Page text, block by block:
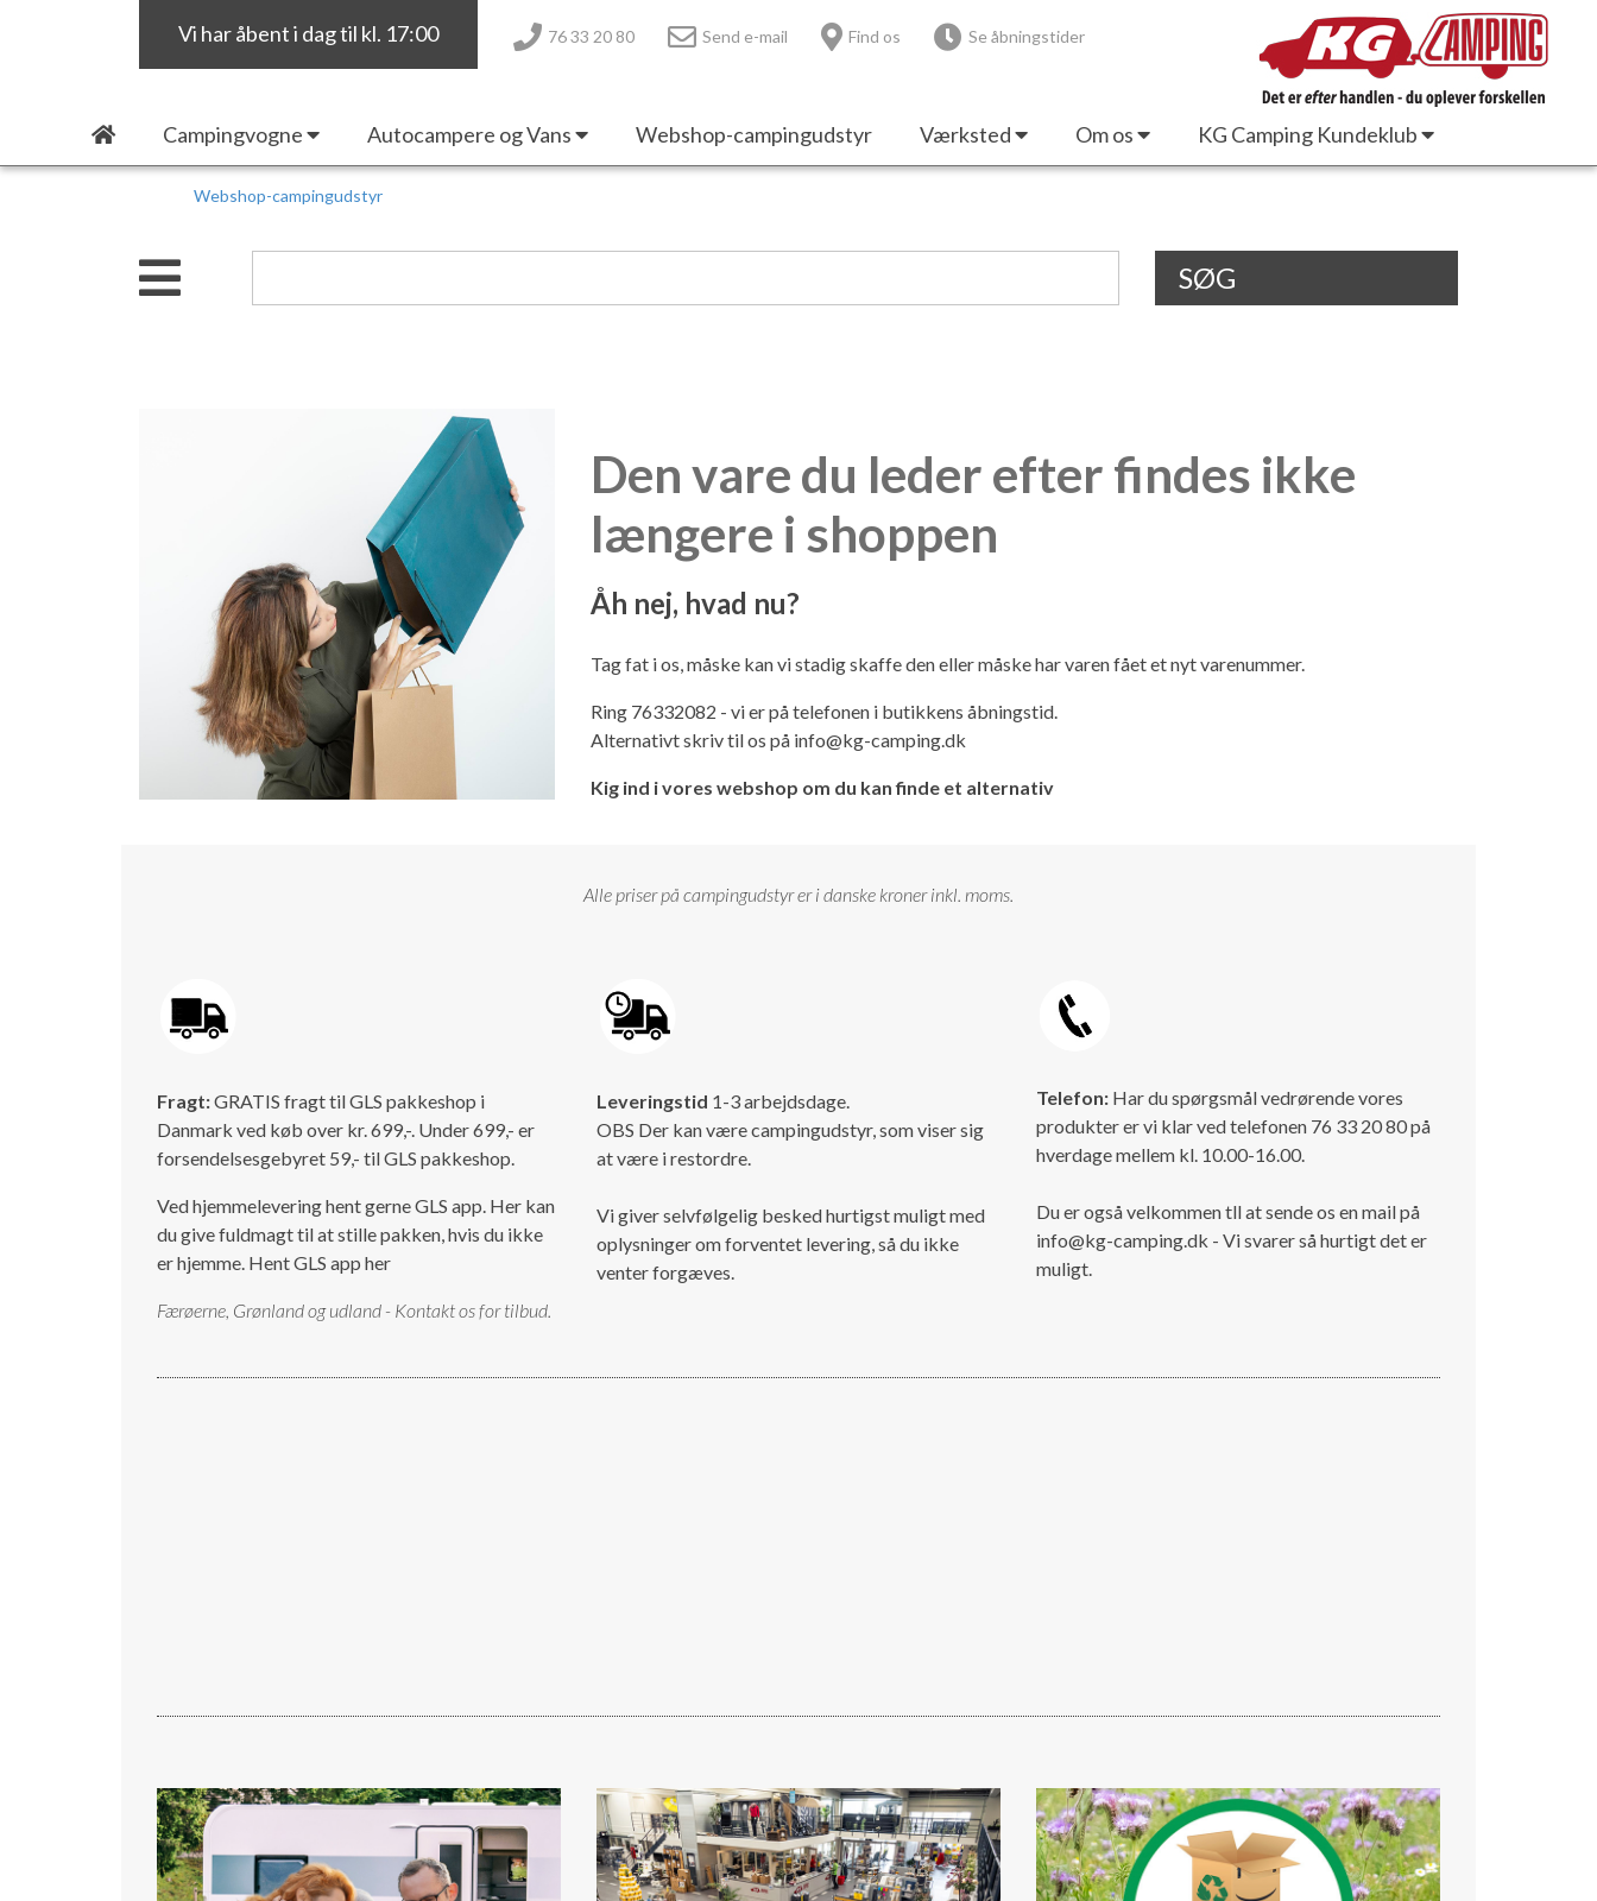
Vi har åbent i dag til kl. 17:00 76 33 20 80 Send e-mail Find os Se åbningstider
Campingvogne Autocampere og Vans Webshop-campingudstyr Værksted Om os KG Camping Kundeklub
Webshop-campingudstyr
SØG
Den vare du leder efter findes ikke
længere i shoppen
Åh nej, hvad nu?
Tag fat i os, måske kan vi stadig skaffe den eller måske har varen fået et nyt varenummer.
Ring 76332082 - vi er på telefonen i butikkens åbningstid.
Alternativt skriv til os på info@kg-camping.dk
Kig ind i vores webshop om du kan finde et alternativ
Alle priser på campingudstyr er i danske kroner inkl. moms.
Fragt:GRATIS fragt til GLS pakkeshop i
Danmark ved køb over kr. 699,-. Under 699,- er
forsendelsesgebyret 59,- til GLS pakkeshop.
Ved hjemmelevering hent gerne GLS app. Her kan
du give fuldmagt til at stille pakken, hvis du ikke
er hjemme. Hent GLS app her
Færøerne, Grønland og udland - Kontakt os for tilbud.
Leveringstid 1-3 arbejdsdage.
OBS Der kan være campingudstyr, som viser sig
at være i restordre.
Vi giver selvfølgelig besked hurtigst muligt med
oplysninger om forventet levering, så du ikke
venter forgæves.
Telefon: Har du spørgsmål vedrørende vores
produkter er vi klar ved telefonen 76 33 20 80 på
hverdage mellem kl. 10.00-16.00.
Du er også velkommen tll at sende os en mail på
info@kg-camping.dk - Vi svarer så hurtigt det er
muligt.